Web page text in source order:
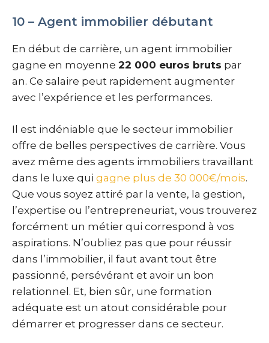
10 – Agent immobilier débutant
En début de carrière, un agent immobilier
gagne en moyenne 22 000 euros bruts par
an. Ce salaire peut rapidement augmenter
avec l’expérience et les performances.
Il est indéniable que le secteur immobilier
offre de belles perspectives de carrière. Vous
avez même des agents immobiliers travaillant
dans le luxe qui gagne plus de 30 000€/mois.
Que vous soyez attiré par la vente, la gestion,
l’expertise ou l’entrepreneuriat, vous trouverez
forcément un métier qui correspond à vos
aspirations. N’oubliez pas que pour réussir
dans l’immobilier, il faut avant tout être
passionné, persévérant et avoir un bon
relationnel. Et, bien sûr, une formation
adéquate est un atout considérable pour
démarrer et progresser dans ce secteur.